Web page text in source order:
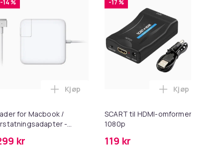
S5/S60/S65/S6 i handlekurven
27,5g - Dark Brown - Mørkebrun i handlekurven
-14 %
for Macbook /
-
kr
Legg Lader for Macbook /
Kjøp
-17 %
SCART til HDMI-omformer
1080p
119 kr
Legg SCART
Kjøp